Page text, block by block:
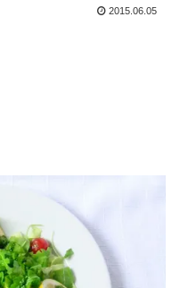
2015.06.05